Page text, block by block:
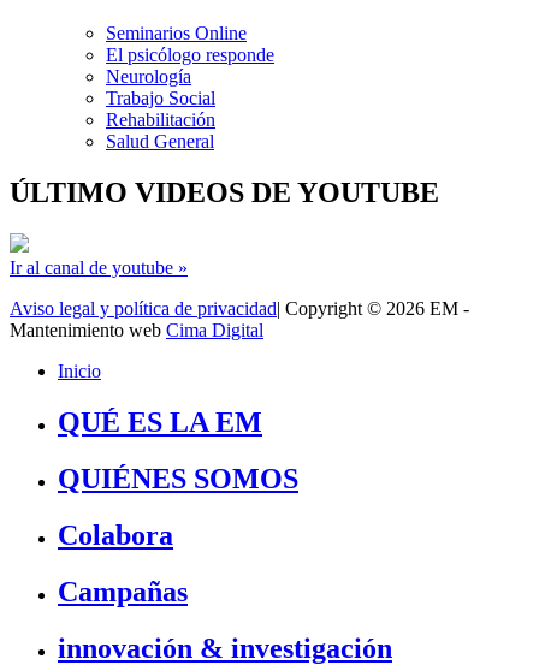
Seminarios Online
El psicólogo responde
Neurología
Trabajo Social
Rehabilitación
Salud General
ÚLTIMO VIDEOS DE YOUTUBE
Ir al canal de youtube »
Aviso legal y política de privacidad| Copyright © 2026 EM -
Mantenimiento web Cima Digital
Inicio
QUÉ ES LA EM
QUIÉNES SOMOS
Colabora
Campañas
innovación & investigación